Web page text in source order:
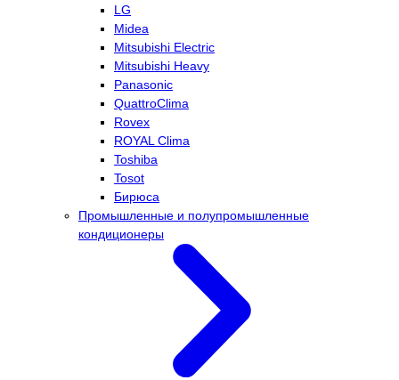
LG
Midea
Mitsubishi Electric
Mitsubishi Heavy
Panasonic
QuattroClima
Rovex
ROYAL Clima
Toshiba
Tosot
Бирюса
Промышленные и полупромышленные
кондиционеры